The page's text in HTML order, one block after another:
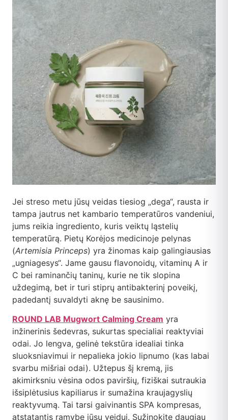
Jei streso metu jūsų veidas tiesiog „dega“, rausta ir
tampa jautrus net kambario temperatūros vandeniui,
jums reikia ingrediento, kuris veiktų ląstelių
temperatūrą. Pietų Korėjos medicinoje pelynas
(Artemisia Princeps) yra žinomas kaip galingiausias
„ugniagesys“. Jame gausu flavonoidų, vitaminų A ir
C bei raminančių taninų, kurie ne tik slopina
uždegimą, bet ir turi stiprų antibakterinį poveikį,
padedantį suvaldyti aknę be sausinimo.
ROUND LAB Mugwort Calming Cream yra
inžinerinis šedevras, sukurtas specialiai reaktyviai
odai. Jo lengva, gelinė tekstūra idealiai tinka
sluoksniavimui ir nepalieka jokio lipnumo (kas labai
svarbu mišriai odai). Užtepus šį kremą, jis
akimirksniu vėsina odos paviršių, fiziškai sutraukia
išsiplėtusius kapiliarus ir sumažina kraujagyslių
reaktyvumą. Tai tarsi gaivinantis SPA kompresas,
atstatantis ramybę jūsų veidui. Sužinokite daugiau